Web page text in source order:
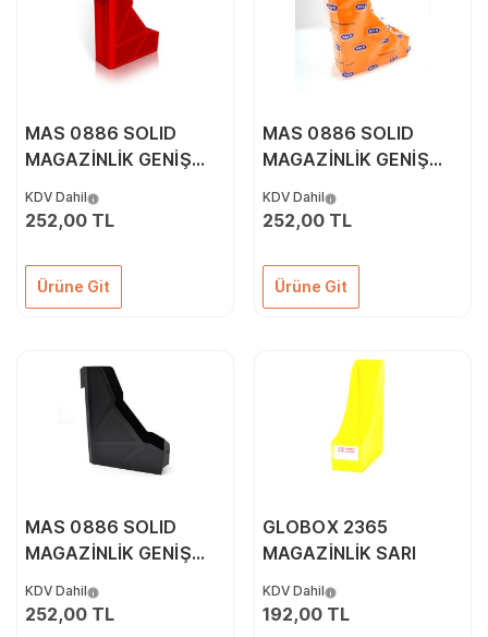
MAS 0886 SOLID
MAGAZİNLİK GENİŞ
KDV Dahil
252,00 TL
Ürüne Git
MAS 0886 SOLID
MAGAZİNLİK GENİŞ
KDV Dahil
252,00 TL
Ürüne Git
MAS 0886 SOLID
MAGAZİNLİK GENİŞ
KDV Dahil
252,00 TL
GLOBOX 2365
MAGAZİNLİK SARI
KDV Dahil
192,00 TL